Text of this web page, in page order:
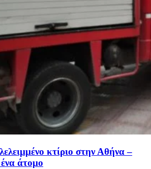
κτίριο στην Αθήνα –
άτομο